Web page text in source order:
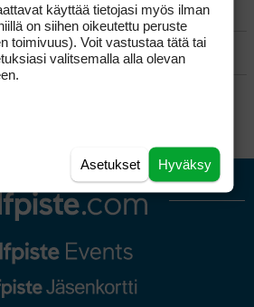
käyttää tietojasi myös ilman
on siihen oikeutettu peruste
toimivuus). Voit vastustaa tätä tai
valitsemalla alla olevan
Hyväksy
Asetukset